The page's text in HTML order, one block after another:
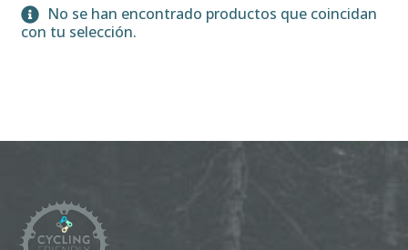
No se han encontrado productos que coincidan
con tu selección.